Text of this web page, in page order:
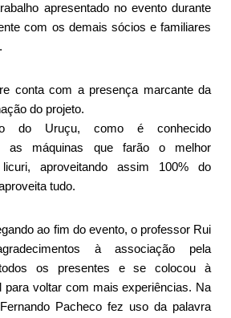
apresentado no evento durante
com os demais sócios e familiares
conta com a presença marcante da
do projeto.
do Uruçu, como é conhecido
as máquinas que farão o melhor
licuri, aproveitando assim 100% do
tudo.
ao fim do evento, o professor Rui
à associação pela
os presentes e se colocou à
para voltar com mais experiências. Na
Pacheco fez uso da palavra